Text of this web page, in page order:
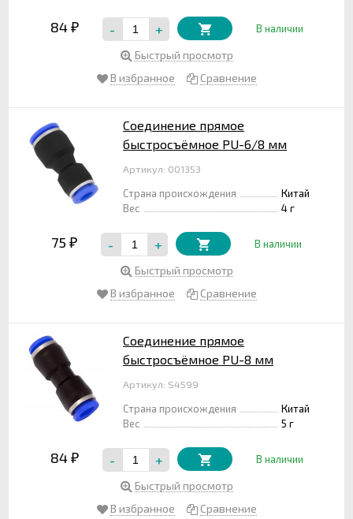
84 ₽ - + В наличии
Быстрый просмотр
В избранное
Сравнение
Соединение прямое
быстросъёмное PU-6/8 мм
Артикул: 001353
Страна происхождения
Китай
Вес
4 г
75 ₽ - + В наличии
Быстрый просмотр
В избранное
Сравнение
Соединение прямое
быстросъёмное PU-8 мм
Артикул: S4599
Страна происхождения
Китай
Вес
5 г
84 ₽ - + В наличии
Быстрый просмотр
В избранное
Сравнение